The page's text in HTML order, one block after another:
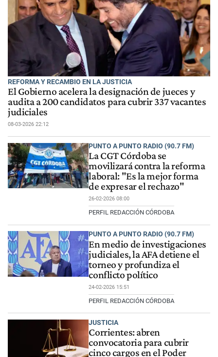
REFORMA Y RECAMBIO EN LA JUSTICIA
El Gobierno acelera la designación de jueces y
audita a 200 candidatos para cubrir 337 vacantes
judiciales
08-03-2026 22:12
PUNTO A PUNTO RADIO (90.7 FM)
La CGT Córdoba se
movilizará contra la reforma
laboral: "Es la mejor forma
de expresar el rechazo"
26-02-2026 08:00
PERFIL REDACCIÓN CÓRDOBA
PUNTO A PUNTO RADIO (90.7 FM)
En medio de investigaciones
judiciales, la AFA detiene el
torneo y profundiza el
conflicto político
24-02-2026 15:51
PERFIL REDACCIÓN CÓRDOBA
JUSTICIA
Corrientes: abren
convocatoria para cubrir
cinco cargos en el Poder